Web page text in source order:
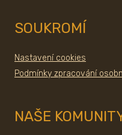
SOUKROMÍ
Nastavení cookies
Podmínky zpracování
NAŠE